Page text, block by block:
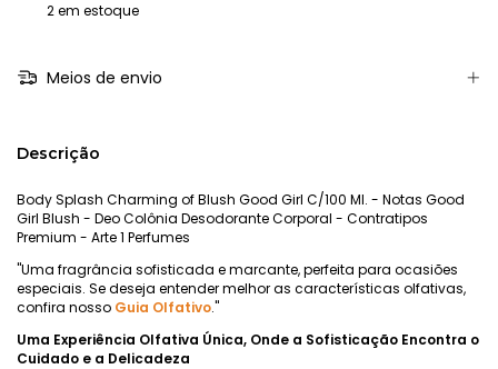
2em estoque
Meios de envio
Descrição
Body Splash Charming of Blush Good Girl C/100 Ml. - Notas Good
Girl Blush - Deo Colônia Desodorante Corporal - Contratipos
Premium - Arte 1 Perfumes
"Uma fragrância sofisticada e marcante, perfeita para ocasiões
especiais. Se deseja entender melhor as características olfativas,
confira nosso Guia Olfativo."
Uma Experiência Olfativa Única, Onde a Sofisticação Encontra o
Cuidado e a Delicadeza